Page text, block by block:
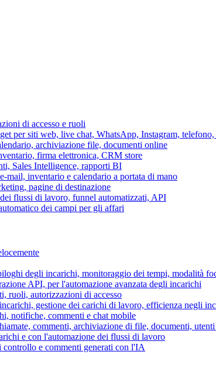
di accesso e ruoli
per siti web, live chat, WhatsApp, Instagram, telefono,
archiviazione file, documenti online
firma elettronica, CRM store
Sales Intelligence, rapporti BI
mail, inventario e calendario a portata di mano
pagine di destinazione
flussi di lavoro, funnel automatizzati, API
dei campi per gli affari
degli incarichi, monitoraggio dei tempi, modalità
API, per l'automazione avanzata degli incarichi
ruoli, autorizzazioni di accesso
gestione dei carichi di lavoro, efficienza negli
notifiche, commenti e chat mobile
commenti, archiviazione di file, documenti,
e con l'automazione dei flussi di lavoro
e commenti generati con l'IA